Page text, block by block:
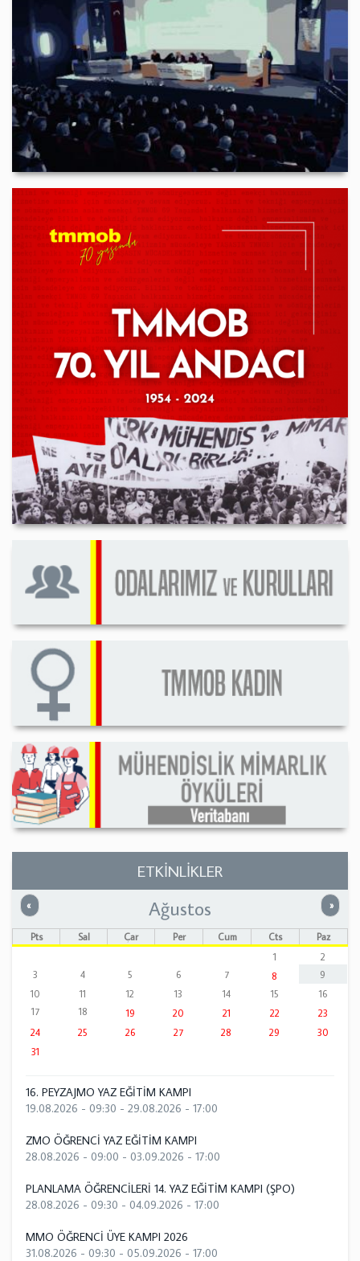
ETKİNLİKLER
« Önceki »
Ağustos
Pts Sal Çar Per Cum Cts
Paz
1
2
3
4 5 6 7 8
9
10
11 12 13 14 15
16
17
18 19 20 21 22
23
24
25 26 27 28 29
30
31
16. PEYZAJMO YAZ EĞİTİM KAMPI
19.08.2026 - 09:30 - 29.08.2026 - 17:00
ZMO ÖĞRENCİ YAZ EĞİTİM KAMPI
28.08.2026 - 09:00 - 03.09.2026 - 17:00
PLANLAMA ÖĞRENCİLERİ 14. YAZ EĞİTİM KAMPI (ŞPO)
28.08.2026 - 09:30 - 04.09.2026 - 17:00
MMO ÖĞRENCİ ÜYE KAMPI 2026
31.08.2026 - 09:30 - 05.09.2026 - 17:00